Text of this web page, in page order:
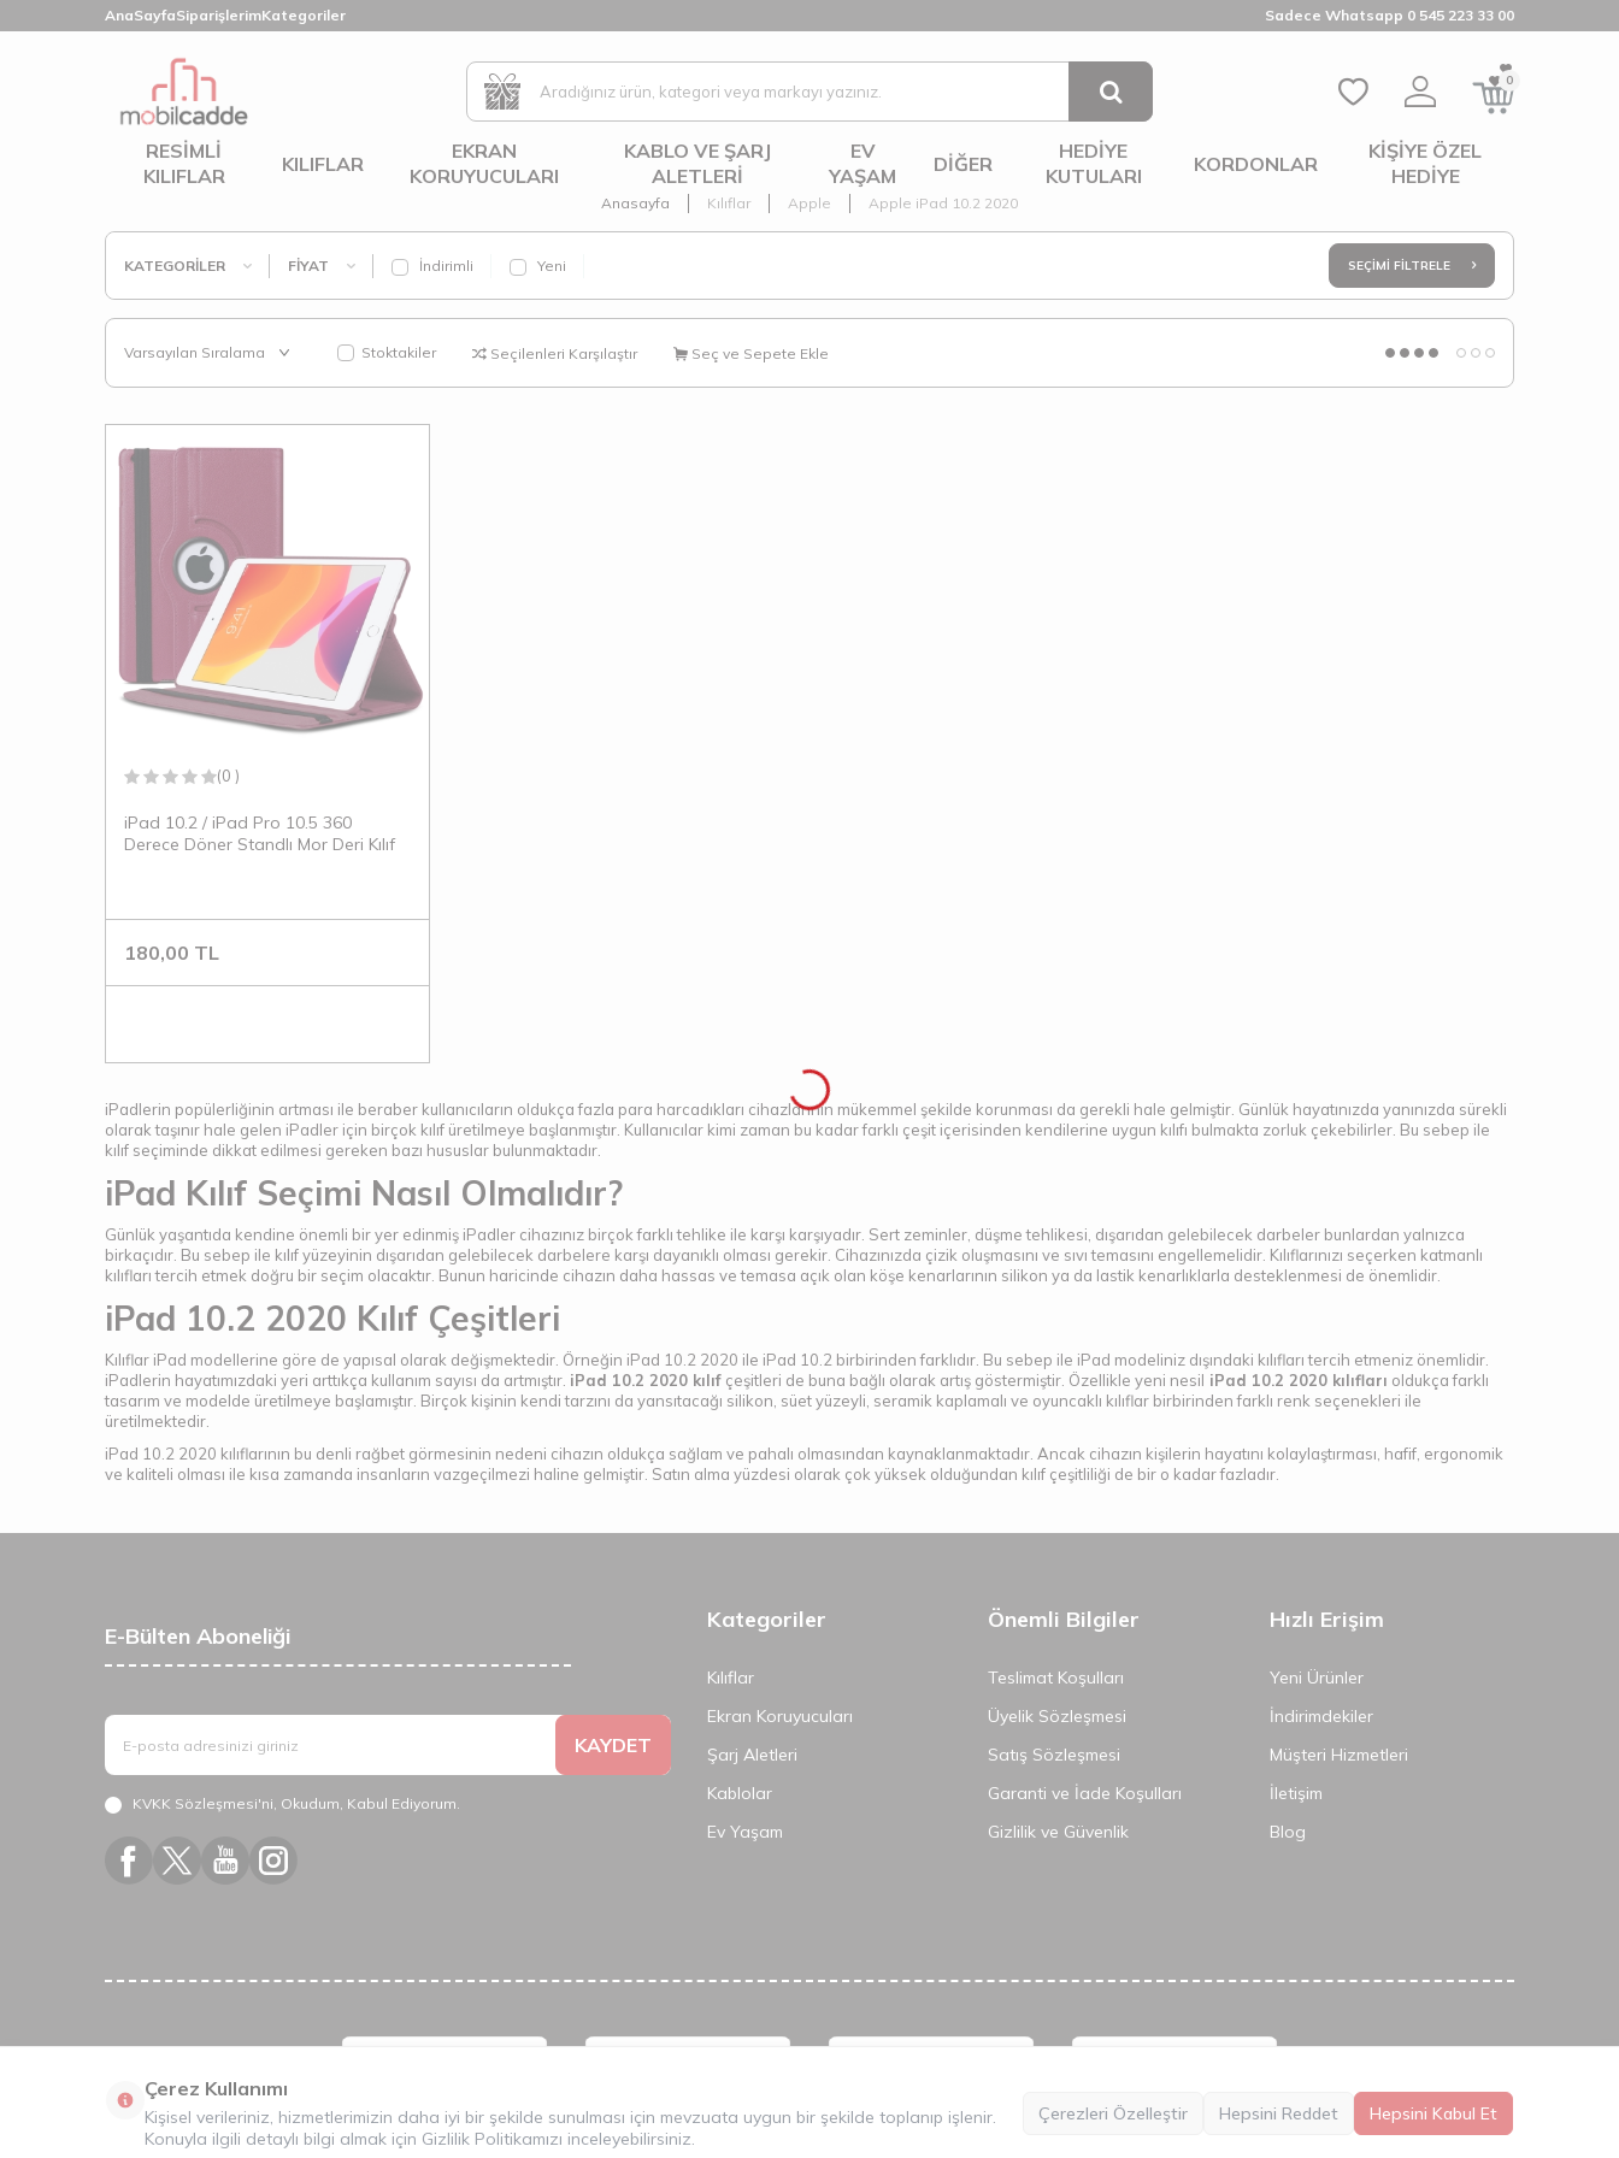
AnaSayfaSiparişlerimKategoriler Sadece Whatsapp 0 545 223 33 00
0
RESIMLI
KILIFLAR
KILIFLAR
EKRAN
KORUYUCULARI
KABLO VE ŞARJ
ALETLERI
EV
YAŞAM
DIĞER
HEDIYE
KUTULARI
KORDONLAR
KIŞIYE ÖZEL
HEDIYE
Anasayfa Kılıflar Apple Apple iPad 10.2 2020
KATEGORILER FIYAT İndirimli Yeni SEÇIMI FILTRELE
Stoktakiler Seçilenleri Karşılaştır Seç ve Sepete Ekle
(0 )
iPad 10.2 / iPad Pro 10.5 360
Derece Döner Standlı Mor Deri Kılıf
180,00 TL
iPadlerin popülerliğinin artması ile beraber kullanıcıların oldukça fazla para harcadıkları cihazlarının mükemmel şekilde korunması da gerekli hale gelmiştir. Günlük hayatınızda yanınızda sürekli
olarak taşınır hale gelen iPadler için birçok kılıf üretilmeye başlanmıştır. Kullanıcılar kimi zaman bu kadar farklı çeşit içerisinden kendilerine uygun kılıfı bulmakta zorluk çekebilirler. Bu sebep ile
kılıf seçiminde dikkat edilmesi gereken bazı hususlar bulunmaktadır.
iPad Kılıf Seçimi Nasıl Olmalıdır?
Günlük yaşantıda kendine önemli bir yer edinmiş iPadler cihazınız birçok farklı tehlike ile karşı karşıyadır. Sert zeminler, düşme tehlikesi, dışarıdan gelebilecek darbeler bunlardan yalnızca
birkaçıdır. Bu sebep ile kılıf yüzeyinin dışarıdan gelebilecek darbelere karşı dayanıklı olması gerekir. Cihazınızda çizik oluşmasını ve sıvı temasını engellemelidir. Kılıflarınızı seçerken katmanlı
kılıfları tercih etmek doğru bir seçim olacaktır. Bunun haricinde cihazın daha hassas ve temasa açık olan köşe kenarlarının silikon ya da lastik kenarlıklarla desteklenmesi de önemlidir.
iPad 10.2 2020 Kılıf Çeşitleri
Kılıflar iPad modellerine göre de yapısal olarak değişmektedir. Örneğin iPad 10.2 2020 ile iPad 10.2 birbirinden farklıdır. Bu sebep ile iPad modeliniz dışındaki kılıfları tercih etmeniz önemlidir.
iPadlerin hayatımızdaki yeri arttıkça kullanım sayısı da artmıştır. iPad 10.2 2020 kılıf çeşitleri de buna bağlı olarak artış göstermiştir. Özellikle yeni nesil iPad 10.2 2020 kılıfları oldukça farklı
tasarım ve modelde üretilmeye başlamıştır. Birçok kişinin kendi tarzını da yansıtacağı silikon, süet yüzeyli, seramik kaplamalı ve oyuncaklı kılıflar birbirinden farklı renk seçenekleri ile
üretilmektedir.
iPad 10.2 2020 kılıflarının bu denli rağbet görmesinin nedeni cihazın oldukça sağlam ve pahalı olmasından kaynaklanmaktadır. Ancak cihazın kişilerin hayatını kolaylaştırması, hafif, ergonomik
ve kaliteli olması ile kısa zamanda insanların vazgeçilmezi haline gelmiştir. Satın alma yüzdesi olarak çok yüksek olduğundan kılıf çeşitliliği de bir o kadar fazladır.
E-Bülten Aboneliği
KAYDET
KVKK Sözleşmesi'ni, Okudum, Kabul Ediyorum.
Kategoriler
Kılıflar
Ekran Koruyucuları
Şarj Aletleri
Kablolar
Ev Yaşam
Önemli Bilgiler
Teslimat Koşulları
Üyelik Sözleşmesi
Satış Sözleşmesi
Garanti ve İade Koşulları
Gizlilik ve Güvenlik
Hızlı Erişim
Yeni Ürünler
İndirimdekiler
Müşteri Hizmetleri
İletişim
Blog
Çerez Kullanımı
Kişisel verileriniz, hizmetlerimizin daha iyi bir şekilde sunulması için mevzuata uygun bir şekilde toplanıp işlenir.
Konuyla ilgili detaylı bilgi almak için Gizlilik Politikamızı inceleyebilirsiniz.
Çerezleri Özelleştir Hepsini Reddet Hepsini Kabul Et